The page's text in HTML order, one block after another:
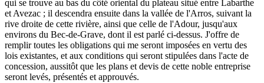
qui se trouve au bas du côté oriental du plateau situé entre Labarthe
et Avezac ; il descendra ensuite dans la vallée de l'Arros, suivant la
rive droite de cette rivière, ainsi que celle de l'Adour, jusqu'aux
environs du Bec-de-Grave, dont il est parlé ci-dessus. J'offre de
remplir toutes les obligations qui me seront imposées en vertu des
lois existantes, et aux conditions qui seront stipulées dans l'acte de
concession, aussitôt que les plans et devis de cette noble entreprise
seront levés, présentés et approuvés.